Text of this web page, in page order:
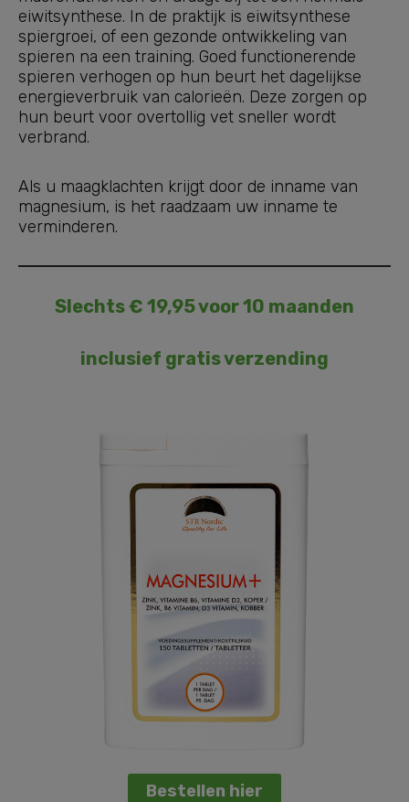
eiwitsynthese. In de praktijk is eiwitsynthese
spiergroei, of een gezonde ontwikkeling van
spieren na een training. Goed functionerende
spieren verhogen op hun beurt het dagelijkse
energieverbruik van calorieën. Deze zorgen op
hun beurt voor overtollig vet sneller wordt
verbrand.
Als u maagklachten krijgt door de inname van
magnesium, is het raadzaam uw inname te
verminderen.
Slechts € 19,95 voor 10 maanden
inclusief gratis verzending
Bestellen hier